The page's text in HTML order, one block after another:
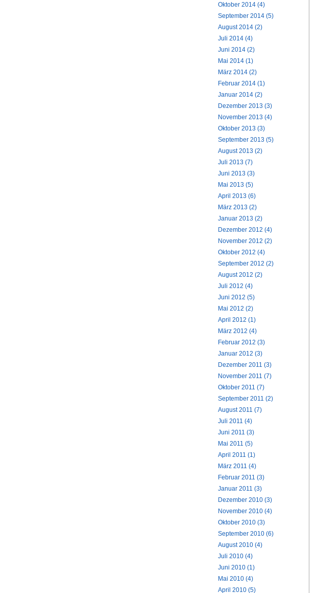
Oktober 2014 (4)
September 2014 (5)
August 2014 (2)
Juli 2014 (4)
Juni 2014 (2)
Mai 2014 (1)
März 2014 (2)
Februar 2014 (1)
Januar 2014 (2)
Dezember 2013 (3)
November 2013 (4)
Oktober 2013 (3)
September 2013 (5)
August 2013 (2)
Juli 2013 (7)
Juni 2013 (3)
Mai 2013 (5)
April 2013 (6)
März 2013 (2)
Januar 2013 (2)
Dezember 2012 (4)
November 2012 (2)
Oktober 2012 (4)
September 2012 (2)
August 2012 (2)
Juli 2012 (4)
Juni 2012 (5)
Mai 2012 (2)
April 2012 (1)
März 2012 (4)
Februar 2012 (3)
Januar 2012 (3)
Dezember 2011 (3)
November 2011 (7)
Oktober 2011 (7)
September 2011 (2)
August 2011 (7)
Juli 2011 (4)
Juni 2011 (3)
Mai 2011 (5)
April 2011 (1)
März 2011 (4)
Februar 2011 (3)
Januar 2011 (3)
Dezember 2010 (3)
November 2010 (4)
Oktober 2010 (3)
September 2010 (6)
August 2010 (4)
Juli 2010 (4)
Juni 2010 (1)
Mai 2010 (4)
April 2010 (5)